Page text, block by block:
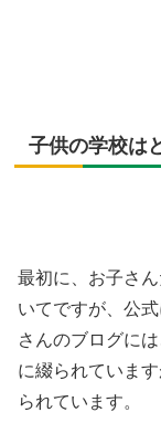
子供の学校は
最初に、お子さ
いてですが、公
さんのブログに
に綴られていま
られています。